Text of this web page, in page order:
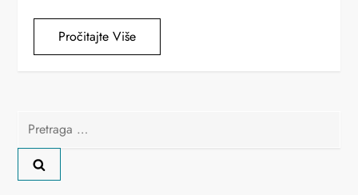
Pročitajte Više
Pretraga
za: